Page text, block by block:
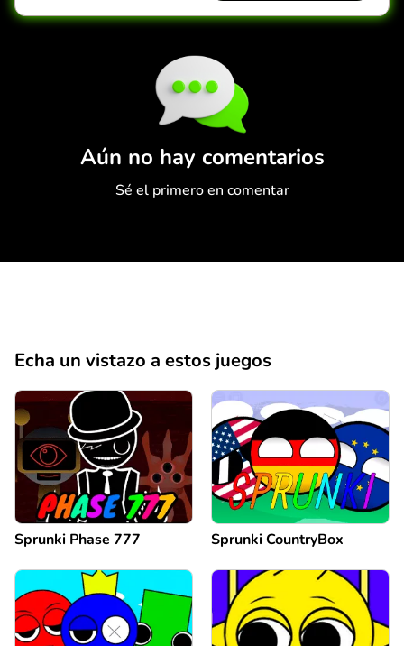
Aún no hay comentarios
Sé el primero en comentar
Echa un vistazo a estos juegos
Sprunki Phase 777 Sprunki CountryBox